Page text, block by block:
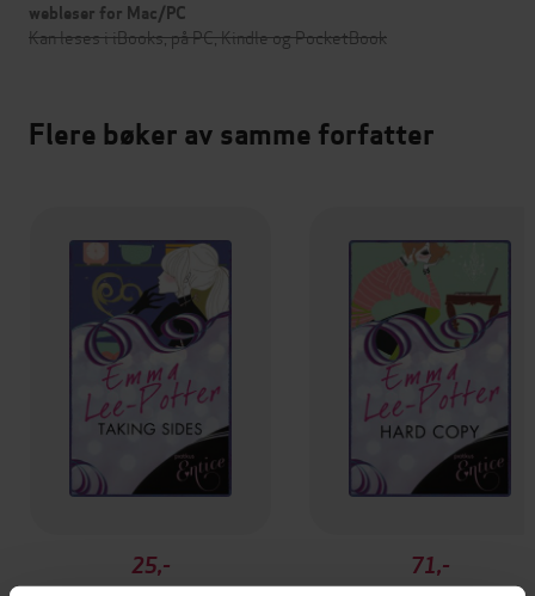
webleser for Mac/PC
Kan leses i iBooks, på PC, Kindle og PocketBook
Flere bøker av samme forfatter
25,-
71,-